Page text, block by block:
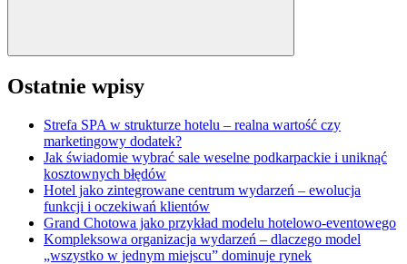
Ostatnie wpisy
Strefa SPA w strukturze hotelu – realna wartość czy
marketingowy dodatek?
Jak świadomie wybrać sale weselne podkarpackie i uniknąć
kosztownych błędów
Hotel jako zintegrowane centrum wydarzeń – ewolucja
funkcji i oczekiwań klientów
Grand Chotowa jako przykład modelu hotelowo-eventowego
Kompleksowa organizacja wydarzeń – dlaczego model
„wszystko w jednym miejscu” dominuje rynek